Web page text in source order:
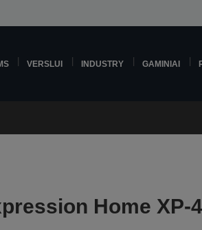
VERSLUI INDUSTRY GAMINIAI
Home XP-